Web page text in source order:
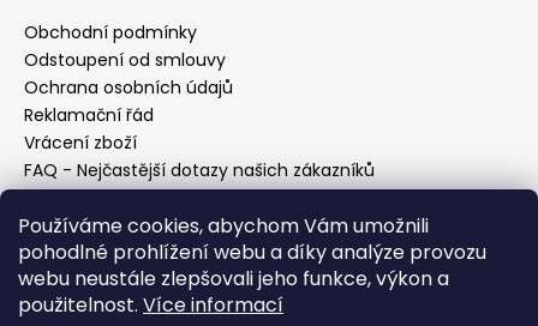
Používáme cookies, abychom Vám umožnili
pohodlné prohlížení webu a díky analýze provozu
webu neustále zlepšovali jeho funkce, výkon a
použitelnost. Více informací
Obchodní podmínky
Odstoupení od smlouvy
Ochrana osobních údajů
Reklamační řád
Vrácení zboží
FAQ - Nejčastější dotazy našich zákazníků
Mapa braiderek
Kurz zapletání vlasů
Blog
O nás
Kontakt